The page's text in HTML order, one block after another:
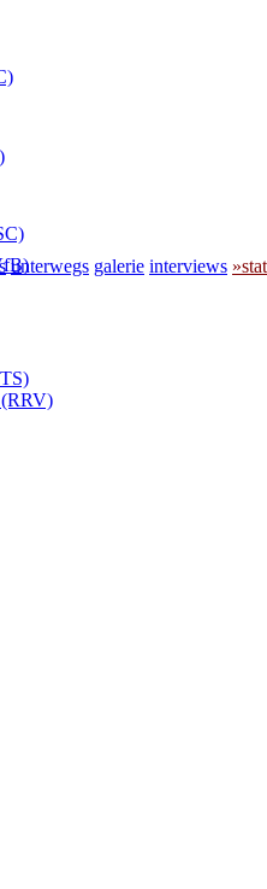
unterwegs galerie interviews